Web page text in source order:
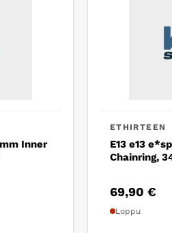
Inner
ETHIRTEEN
E13 e13
Chainring,
69,90 €
Loppu